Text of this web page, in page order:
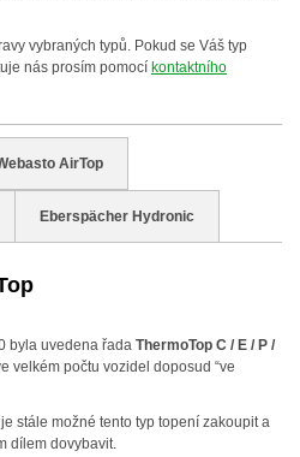
vybraných typů. Pokud se Váš typ
nás prosím pomocí kontaktního
AirTop
Eberspächer Hydronic
byla uvedena řada ThermoTop C / E / P /
velkém počtu vozidel doposud “ve
stále možné tento typ topení zakoupit a
dílem dovybavit.